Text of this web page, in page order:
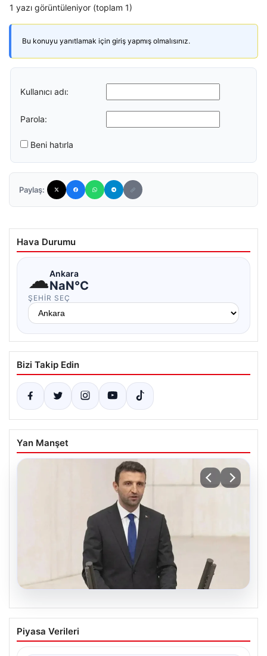
1 yazı görüntüleniyor (toplam 1)
Bu konuyu yanıtlamak için giriş yapmış olmalısınız.
Kullanıcı adı:
Parola:
Beni hatırla
Paylaş:
Hava Durumu
☁Ankara
NaN°C
ŞEHIR SEÇ
Bizi Takip Edin
Yan Manşet
07.08.2026
AKP’li Vekil Barınma Sorununun
Sorumluluğunu Gençlere Yükledi
Piyasa Verileri